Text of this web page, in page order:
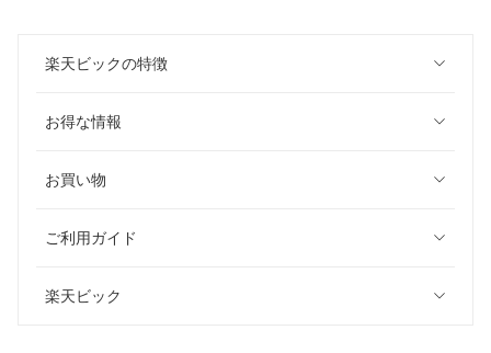
楽天ビックの特徴
お得な情報
お買い物
ご利用ガイド
楽天ビック